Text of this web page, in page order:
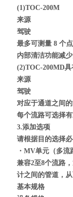
(1)TOC-200M
来源
驾驶
最多可测量 8 个点
内部清洁功能减
(2)TOC-200MD
来源
驾驶
对应于通道之间
每个流路可选择
3.添加选项
请根据目的选择
・MV单元（多流
兼容2至8个流路
计之间的管道，
基本规格